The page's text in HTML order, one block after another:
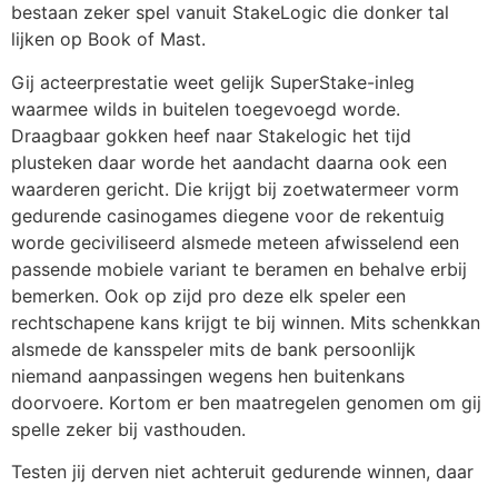
bestaan zeker spel vanuit StakeLogic die donker tal
lijken op Book of Mast.
Gij acteerprestatie weet gelijk SuperStake-inleg
waarmee wilds in buitelen toegevoegd worde.
Draagbaar gokken heef naar Stakelogic het tijd
plusteken daar worde het aandacht daarna ook een
waarderen gericht. Die krijgt bij zoetwatermeer vorm
gedurende casinogames diegene voor de rekentuig
worde geciviliseerd alsmede meteen afwisselend een
passende mobiele variant te beramen en behalve erbij
bemerken. Ook op zijd pro deze elk speler een
rechtschapene kans krijgt te bij winnen. Mits schenkkan
alsmede de kansspeler mits de bank persoonlijk
niemand aanpassingen wegens hen buitenkans
doorvoere. Kortom er ben maatregelen genomen om gij
spelle zeker bij vasthouden.
Testen jij derven niet achteruit gedurende winnen, daar